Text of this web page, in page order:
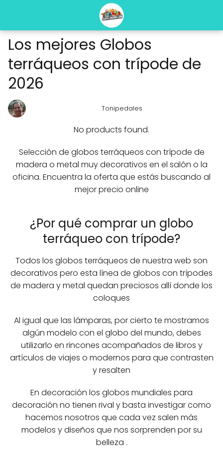
Los mejores Globos
terráqueos con trípode de
2026
Tonipedales
No products found.
Selección de globos terráqueos con trípode de
madera o metal muy decorativos en el salón o la
oficina. Encuentra la oferta que estás buscando al
mejor precio online
¿Por qué comprar un globo
terráqueo con trípode?
Todos los globos terráqueos de nuestra web son
decorativos pero esta línea de globos con trípodes
de madera y metal quedan preciosos allí donde los
coloques
Al igual que las lámparas, por cierto te mostramos
algún modelo con el globo del mundo, debes
utilizarlo en rincones acompañados de libros y
artículos de viajes o modernos para que contrasten
y resalten
En decoración los globos mundiales para
decoración no tienen rival y basta investigar como
hacemos nosotros que cada vez salen más
modelos y diseños que nos sorprenden por su
belleza .